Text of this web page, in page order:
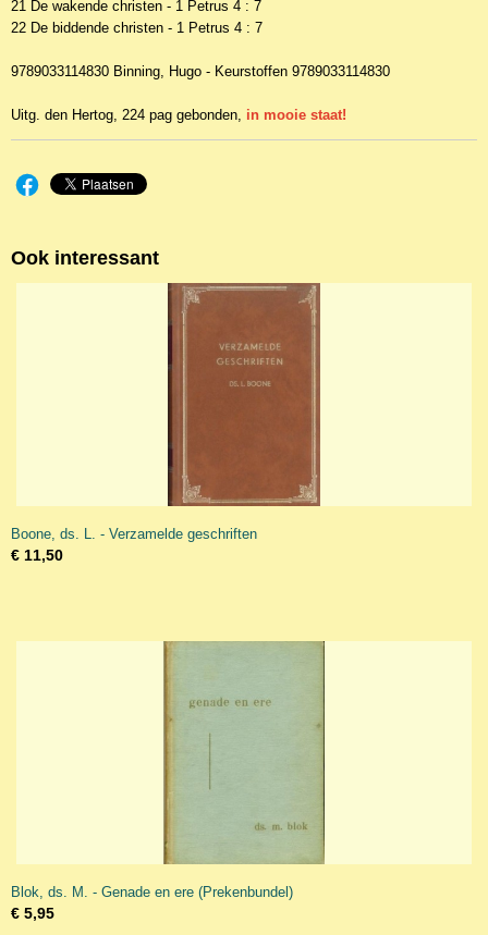
21 De wakende christen - 1 Petrus 4 : 7
22 De biddende christen - 1 Petrus 4 : 7
9789033114830 Binning, Hugo - Keurstoffen 9789033114830
Uitg. den Hertog, 224 pag gebonden, in mooie staat!
Ook interessant
Boone, ds. L. - Verzamelde geschriften
€ 11,50
Blok, ds. M. - Genade en ere (Prekenbundel)
€ 5,95